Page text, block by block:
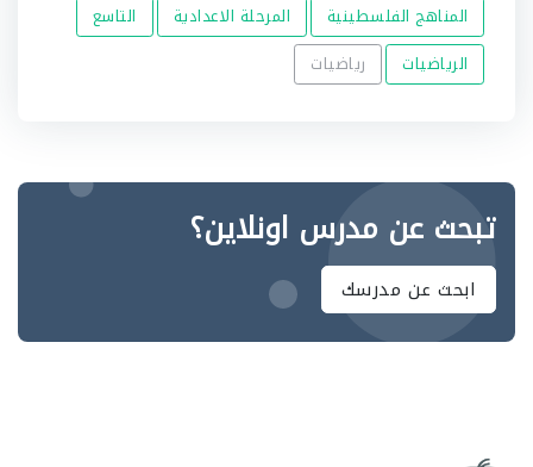
المناهج الفلسطينية المرحلة الاعدادية
التاسع
الرياضيات
رياضيات
تبحث عن مدرس اونلاين؟
ابحث عن مدرسك